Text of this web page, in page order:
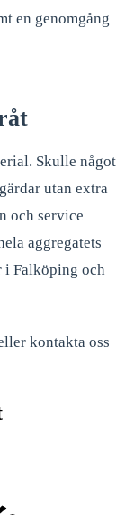
en genomgång
Skulle något
utan extra
och service
aggregatets
i Falköping och
kontakta oss